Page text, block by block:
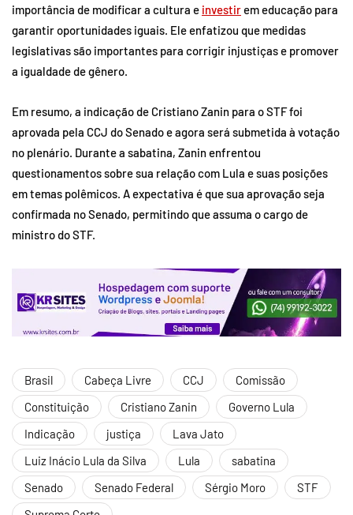
importância de modificar a cultura e investirem educação para
garantir oportunidades iguais. Ele enfatizou que medidas
legislativas são importantes para corrigir injustiças e promover
a igualdade de gênero.
Em resumo, a indicação de Cristiano Zanin para o STF foi
aprovada pela CCJ do Senado e agora será submetida à votação
no plenário. Durante a sabatina, Zanin enfrentou
questionamentos sobre sua relação com Lula e suas posições
em temas polêmicos. A expectativa é que sua aprovação seja
confirmada no Senado, permitindo que assuma o cargo de
ministro do STF.
Brasil Cabeça Livre CCJ
Comissão
Constituição
Cristiano Zanin
Governo Lula
Indicação
justiça
Lava Jato
Luiz Inácio Lula da Silva
Lula
sabatina
Senado
Senado Federal Sérgio Moro
STF